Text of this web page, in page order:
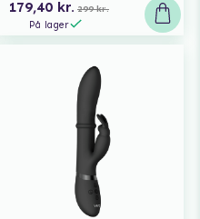
179,40 kr. 299 kr.
På lager